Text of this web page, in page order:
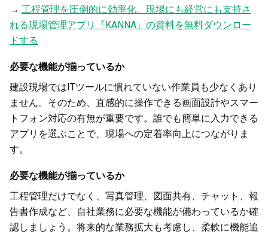
→ 工程管理を圧倒的に効率化。現場にも経営にも支持さ
れる現場管理アプリ『KANNA』の資料を無料ダウンロー
ドする
必要な機能が揃っているか
建設現場ではITツールに慣れていない作業員も少なくあり
ません。そのため、直感的に操作できる画面設計やスマー
トフォン対応の有無が重要です。誰でも簡単に入力できる
アプリを選ぶことで、現場への定着率向上につながりま
す。
必要な機能が揃っているか
工程管理だけでなく、写真管理、図面共有、チャット、報
告書作成など、自社業務に必要な機能が備わっているか確
認しましょう。将来的な業務拡大も考慮し、柔軟に機能追